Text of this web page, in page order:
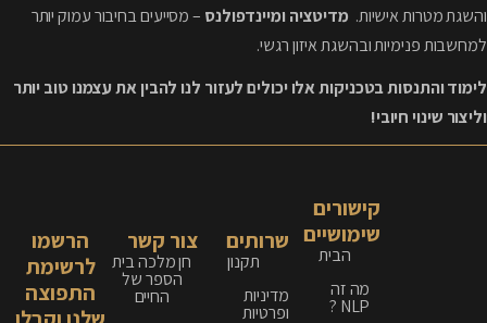
והשגת מטרות אישיות. מדיטציה ומיינדפולנס – מסייעים בחיבור עמוק יותר
למחשבות פנימיות ובהשגת איזון רגשי.
לימוד והתנסות בטכניקות אלו יכולים לעזור לנו להבין את עצמנו טוב יותר
וליצור שינוי חיובי!
קישורים
שימושיים
הבית
מה זה
NLP ?
שרותים
תקנון
מדיניות
ופרטיות
צור קשר
חן מלכה בית
הספר של
החיים
הרשמו
לרשימת
התפוצה